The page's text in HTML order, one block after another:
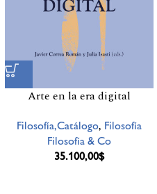
Arte en la era digital
Filosofía,Catálogo, Filosofía
Filosofía & Co
35.100,00$